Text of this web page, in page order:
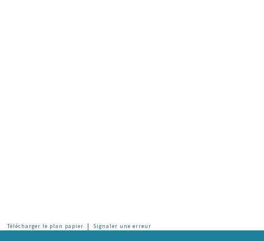
Télécharger le plan papier | Signaler une erreur